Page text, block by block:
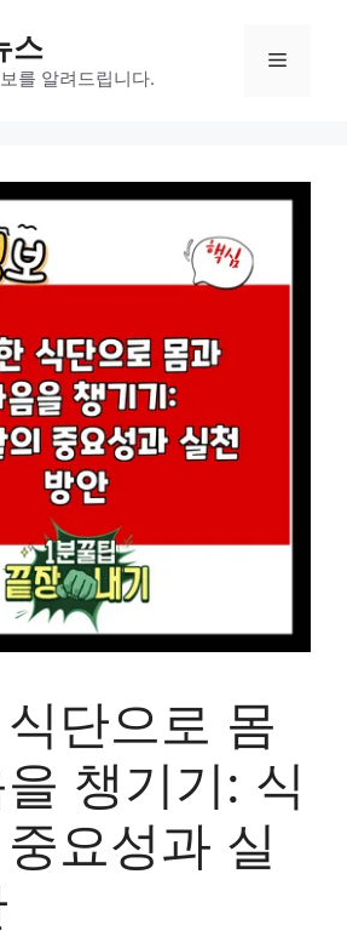
스
를 알려드립니다.
Menu
단으로 몸
챙기기: 식
요성과 실